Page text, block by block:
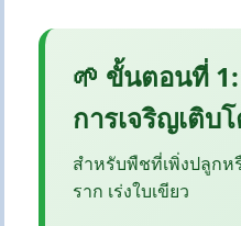
🌱 ขั้นตอนที่ 1:
การเจริญเติบ
สำหรับพืชที่เพิ่งปลูกห
ราก เร่งใบเขียว